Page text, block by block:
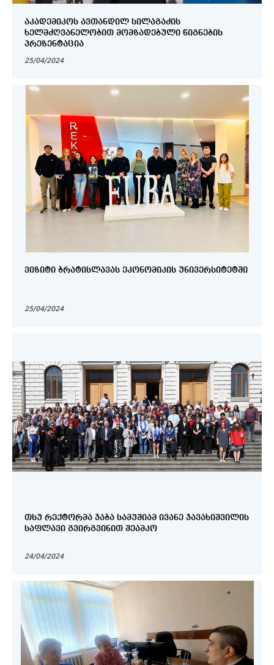
ᲐᲙᲐᲓᲔᲛᲘᲙᲝᲡ ᲐᲕᲗᲐᲜᲓᲘᲚ ᲡᲘᲚᲐᲒᲐᲫᲘᲡ
ᲮᲔᲚᲛᲫᲦᲕᲐᲜᲔᲚᲝᲑᲘᲗ ᲛᲝᲛᲖᲐᲓᲔᲑᲣᲚᲘ ᲬᲘᲒᲜᲔᲑᲘᲡ
ᲞᲠᲔᲖᲔᲜᲢᲐᲪᲘᲐ
25/04/2024
ᲕᲘᲖᲘᲢᲘ ᲑᲠᲐᲢᲘᲡᲚᲐᲕᲐᲡ ᲔᲙᲝᲜᲝᲛᲘᲙᲘᲡ ᲣᲜᲘᲕᲔᲠᲡᲘᲢᲔᲢᲨᲘ
25/04/2024
ᲗᲡᲣ ᲠᲔᲥᲢᲝᲠᲛᲐ ᲯᲐᲑᲐ ᲡᲐᲛᲣᲨᲘᲐᲛ ᲘᲕᲐᲜᲔ ᲯᲐᲕᲐᲮᲘᲨᲕᲘᲚᲘᲡ
ᲡᲐᲤᲚᲐᲕᲘ ᲒᲕᲘᲠᲒᲕᲘᲜᲘᲗ ᲨᲔᲐᲛᲙᲝ
24/04/2024